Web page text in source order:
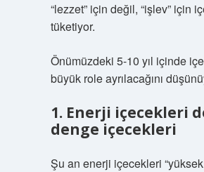
“lezzet” için değil, “işlev” için
tüketiyor.
Önümüzdeki 5-10 yıl içinde
büyük role ayrılacağını
1. Enerji içecekleri
denge içecekleri
Şu an enerji içecekleri “yüksek